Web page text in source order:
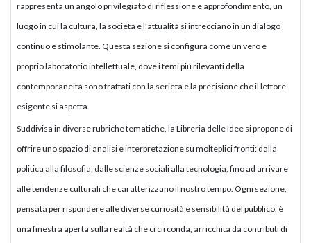
rappresenta un angolo privilegiato di riflessione e approfondimento, un
luogo in cui la cultura, la società e l’attualità si intrecciano in un dialogo
continuo e stimolante. Questa sezione si configura come un vero e
proprio laboratorio intellettuale, dove i temi più rilevanti della
contemporaneità sono trattati con la serietà e la precisione che il lettore
esigente si aspetta.
Suddivisa in diverse rubriche tematiche, la Libreria delle Idee si propone di
offrire uno spazio di analisi e interpretazione su molteplici fronti: dalla
politica alla filosofia, dalle scienze sociali alla tecnologia, fino ad arrivare
alle tendenze culturali che caratterizzano il nostro tempo. Ogni sezione,
pensata per rispondere alle diverse curiosità e sensibilità del pubblico, è
una finestra aperta sulla realtà che ci circonda, arricchita da contributi di